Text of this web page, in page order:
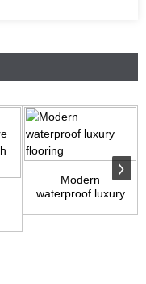
Modern
waterproof luxury